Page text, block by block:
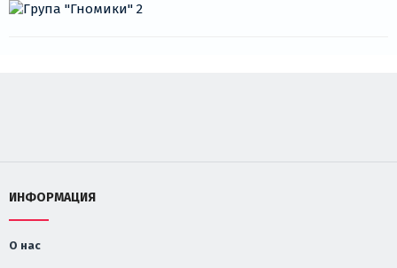
ИНФОРМАЦИЯ
О нас